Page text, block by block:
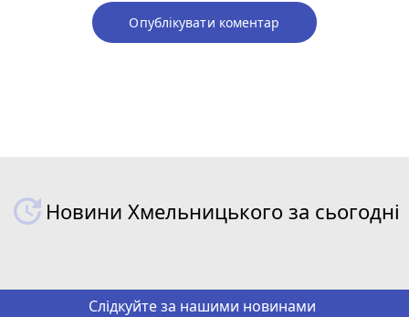
Опублікувати коментар
Новини Хмельницького за сьогодні
Слідкуйте за нашими новинами